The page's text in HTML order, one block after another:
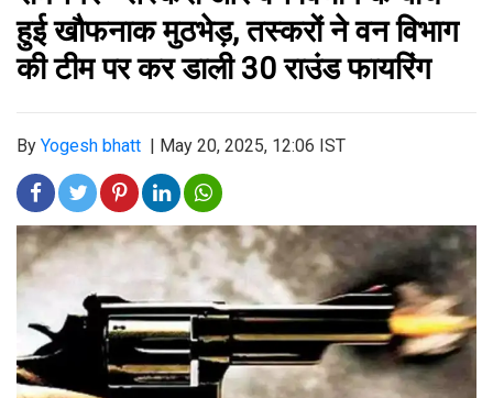
हुई खौफनाक मुठभेड़, तस्करों ने वन विभाग
की टीम पर कर डाली 30 राउंड फायरिंग
By Yogesh bhatt May 20, 2025, 12:06 IST